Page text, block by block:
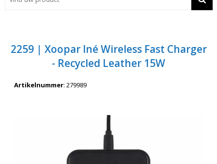
Contact
Wil je snel een advies? Bel nu 053-7920045 of 06-55731304
2259 | Xoopar Iné Wireless Fast Charger
- Recycled Leather 15W
Artikelnummer: 279989